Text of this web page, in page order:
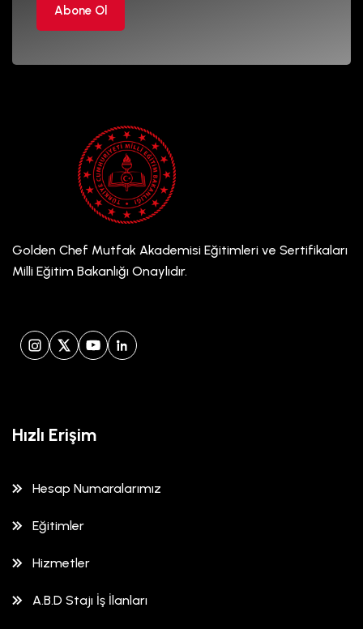
Abone Ol
Golden Chef Mutfak Akademisi Eğitimleri ve Sertifikaları
Milli Eğitim Bakanlığı Onaylıdır.
Instagram
X (Twitter)
YouTubeLinkedIn
Hızlı Erişim
Hesap Numaralarımız
Eğitimler
Hizmetler
A.B.D Stajı İş İlanları